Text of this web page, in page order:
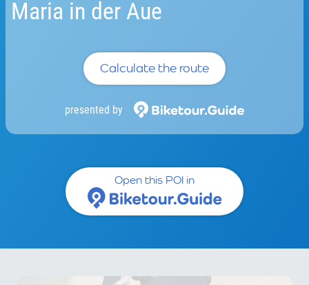
Maria in der Aue
Calculate the route
presented by
Open this POI in